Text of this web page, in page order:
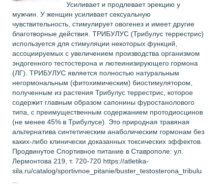
Усиливает и продлевает эрекцию у
мужчин. У женщин усиливает сексуальную
чувствительность, стимулирует овогенез и имеет другие
благотворные действия. ТРИБУЛУС (Трибулус террестрис)
используется для стимуляции некоторых функций,
ассоциируемых с увеличением производства организмом
эндогенного тестостерона и лютеинизирующего гормона
(ЛГ). ТРИБУЛУС является полностью натуральным
негормональным (фитохимическим) биостимулятором,
полученным из растения Трибулус террестрис, которое
содержит главным образом сапонины фуростанолового
типа, с преимущественным содержанием протодиосцинов
(не менее 45% в Трибулусе). Это природная травяная
альтернатива синтетическим анаболическим гормонам без
каких-либо клинически доказанных токсических эффектов.
Продвинутое Спортивное питание в Ставрополе: ул.
Лермонтова 219, т. 720-720 https://atletika-
sila.ru/catalog/sportivnoe_pitanie/buster_testosterona_tribulu